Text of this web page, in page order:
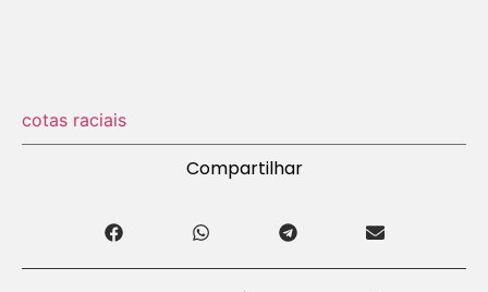
cotas raciais
Compartilhar